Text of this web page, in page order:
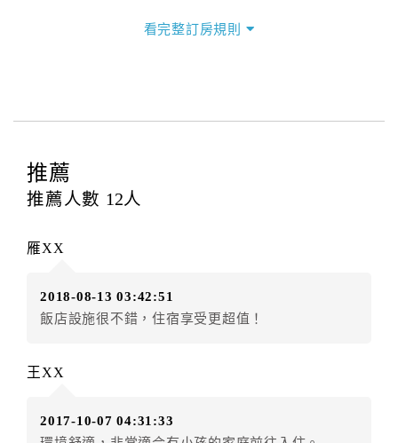
三、退房手續(Check out)
訂房者應於
提出申辦不得異動訂單。
每筆訂單異動限定
訂單異動後，訂單費用總計大於原訂單費用總計時，訂
訂單異動後，訂單費用總計小於原訂單費用總計時，訂
房者不得要求退其差額。（限原訂飯店）
．訂房者因故辦理訂單異動，本飯店可接受
（提出申辦日為保留起算日）
看完整訂房規則
推薦
推薦人數 12人
雁XX
2018-08-13 03:42:51
飯店設施很不錯，住宿享受更超值！
王XX
2017-10-07 04:31:33